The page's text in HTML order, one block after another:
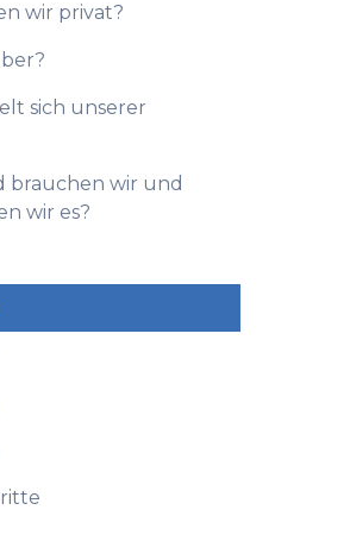
wir privat?
sich unserer
brauchen wir und
wir es?